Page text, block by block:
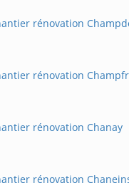
rénovation
rénovation
rénovation Chanay
rénovation